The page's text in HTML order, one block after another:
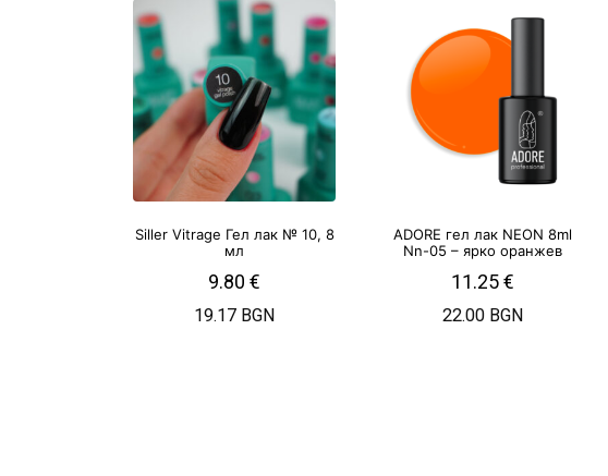
Siller Vitrage Гел лак № 10, 8
мл
9.80€
19.17 BGN
ADORE гел лак NEON 8ml
Nn-05 – ярко оранжев
11.25€
22.00 BGN